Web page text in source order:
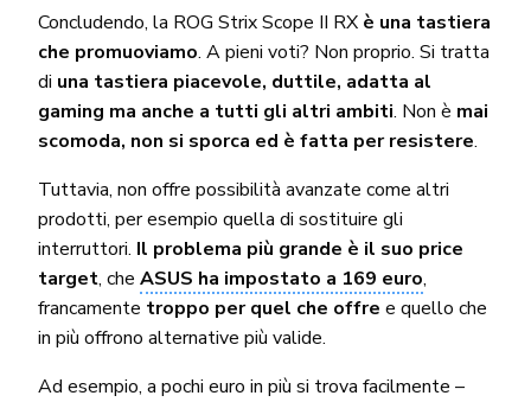
Concludendo, la ROG Strix Scope II RX è una tastiera
che promuoviamo. A pieni voti? Non proprio. Si tratta
di una tastiera piacevole, duttile, adatta al
gaming ma anche a tutti gli altri ambiti. Non è mai
scomoda, non si sporca ed è fatta per resistere.
Tuttavia, non offre possibilità avanzate come altri
prodotti, per esempio quella di sostituire gli
interruttori. Il problema più grande è il suo price
target, che ASUS ha impostato a 169 euro,
francamente troppo per quel che offre e quello che
in più offrono alternative più valide.
Ad esempio, a pochi euro in più si trova facilmente –